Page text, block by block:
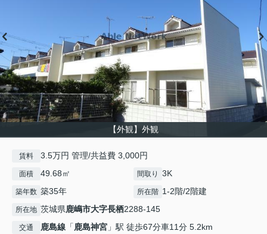
【外観】外観
賃料 3.5万円 管理/共益費 3,000円
面積 49.68㎡ 間取り 3K
築年数 築35年 所在階 1-2階/2階建
所在地 茨城県鹿嶋市大字長栖2288-145
交通 鹿島線 「鹿島神宮 」駅 徒歩67分車11分 5.2km